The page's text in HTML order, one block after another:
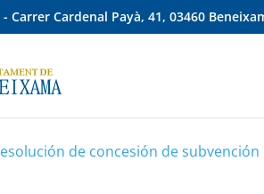
- Carrer Cardenal Payà, 41, 03460
de concesión de